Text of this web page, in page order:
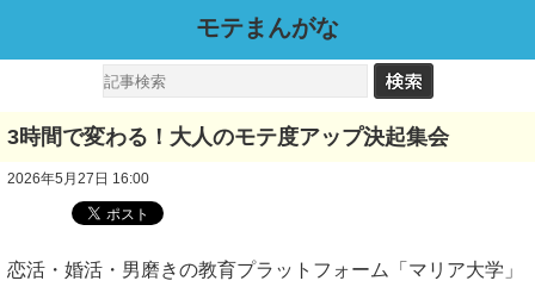
モテまんがな
3時間で変わる！大人のモテ度アップ決起集会
2026年5月27日 16:00
恋活・婚活・男磨きの教育プラットフォーム「マリア大学」